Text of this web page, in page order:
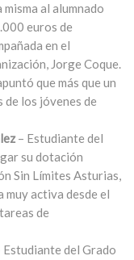
al alumnado
euros de
en el
Jorge Coque.
que más que un
de los jóvenes de
– Estudiante del
su dotación
Sin Límites Asturias,
muy activa desde el
de
Estudiante del Grado